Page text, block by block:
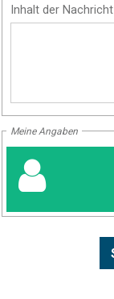
Inhalt der Nachricht
Meine Angaben